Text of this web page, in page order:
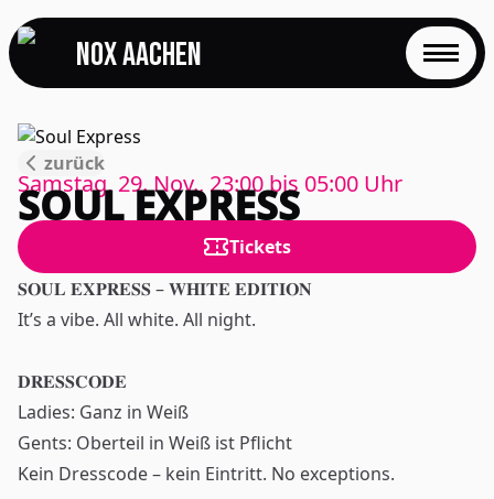
NOX Aachen
EVENTS
FOTOS
EVENTLOCATION
RESERVIERUNG
JOBS
zurück
Samstag, 29. Nov., 23:00bis 05:00 Uhr
SOUL EXPRESS
Tickets
𝐒𝐎𝐔𝐋 𝐄𝐗𝐏𝐑𝐄𝐒𝐒 – 𝐖𝐇𝐈𝐓𝐄 𝐄𝐃𝐈𝐓𝐈𝐎𝐍
It’s a vibe. All white. All night.
𝐃𝐑𝐄𝐒𝐒𝐂𝐎𝐃𝐄
Ladies: Ganz in Weiß
Gents: Oberteil in Weiß ist Pflicht
Kein Dresscode – kein Eintritt. No exceptions.